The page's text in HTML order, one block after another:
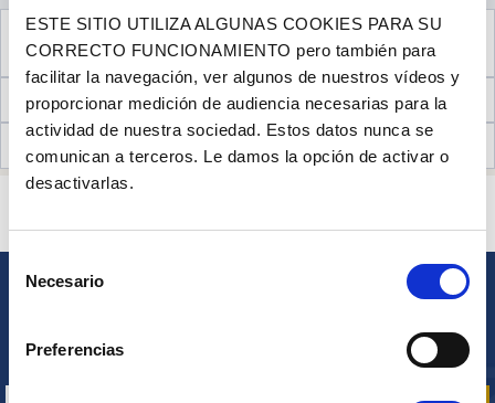
ESTE SITIO UTILIZA ALGUNAS COOKIES PARA SU
CORRECTO FUNCIONAMIENTO pero también para
facilitar la navegación, ver algunos de nuestros vídeos y
proporcionar medición de audiencia necesarias para la
actividad de nuestra sociedad. Estos datos nunca se
comunican a terceros. Le damos la opción de activar o
desactivarlas.
Necesario
Preferencias
VER LOS3 PRODUCTOS COMPLEMENTARIOS
NECESARIOS PARA EL MONTAJE
INFORMACIÓN TÉCNICA
OPINIONES DE CLIENTES (12)
PÓNGASE EN CONTACTO CON NOSOTROS
nuestras ofertas promocionales y noticias de productos